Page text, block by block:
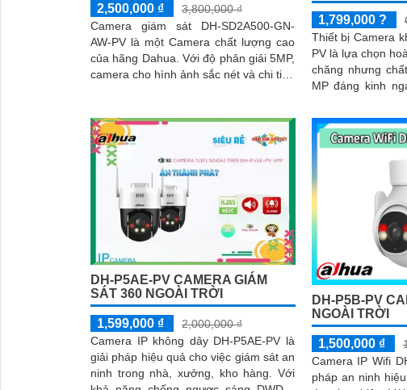
2,500,000 ₫
3,800,000 ₫
Camera giám sát DH-SD2A500-GN-
AW-PV là một Camera chất lượng cao
của hãng Dahua. Với độ phân giải 5MP,
camera cho hình ảnh sắc nét và chi tiết.
1,799,000 ?
Thiết bị Camera
PV là lựa chọn
chăng nhưng
MP đáng kinh ngạc. Với độ
DH-P5AE-PV CAMERA GIÁM
SÁT 360 NGOÀI TRỜI
1,599,000 ₫
2,000,000 ₫
Camera IP không dây DH-P5AE-PV là
giải pháp hiệu quả cho việc giám sát an
ninh trong nhà, xưởng, kho hàng. Với
DH-P5B-PV
NGOÀI TRỜI
1,500,000 ₫
Camera IP Wifi
pháp an ninh